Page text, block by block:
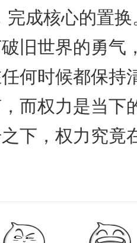
完成核心的置
旧世界的勇气
何时候都保持
而权力是当下
下，权力究竟